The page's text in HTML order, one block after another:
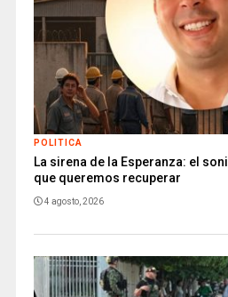
POLITICA
La sirena de la Esperanza: el
que queremos recuperar
4 agosto, 2026